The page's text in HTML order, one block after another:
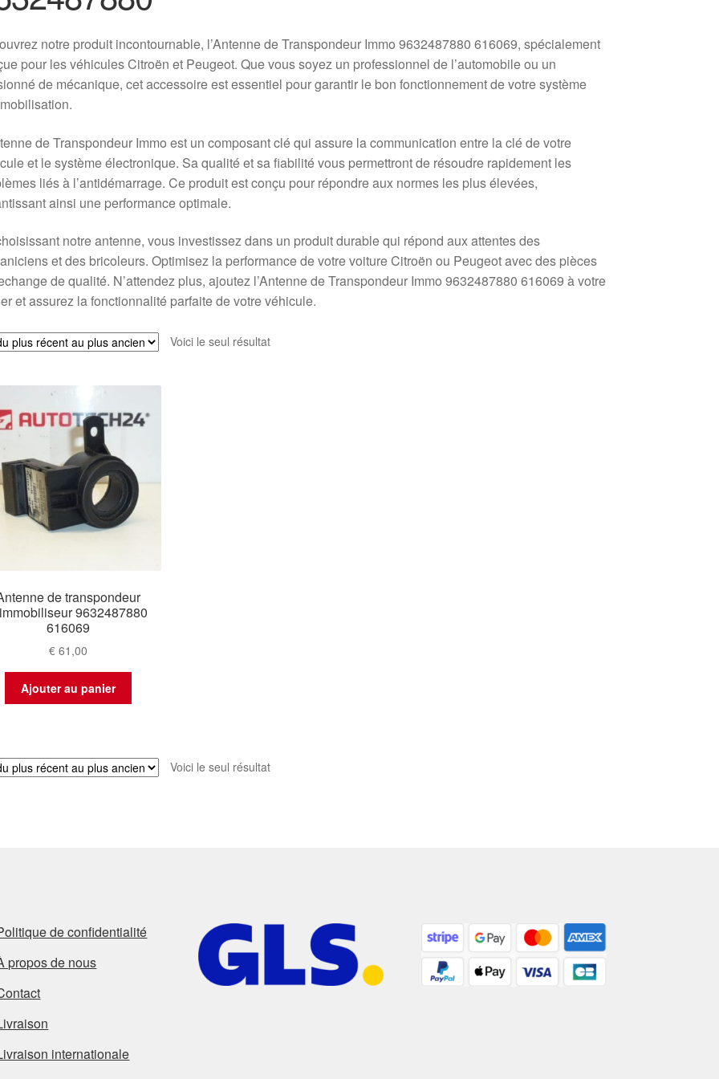
notre produit incontournable, l’Antenne de Transpondeur Immo 9632487880 616069, spécialement
pour les véhicules Citroën et Peugeot. Que vous soyez un professionnel de l’automobile ou un
de mécanique, cet accessoire est essentiel pour garantir le bon fonctionnement de votre système
de Transpondeur Immo est un composant clé qui assure la communication entre la clé de votre
et le système électronique. Sa qualité et sa fiabilité vous permettront de résoudre rapidement les
liés à l’antidémarrage. Ce produit est conçu pour répondre aux normes les plus élevées,
ainsi une performance optimale.
notre antenne, vous investissez dans un produit durable qui répond aux attentes des
et des bricoleurs. Optimisez la performance de votre voiture Citroën ou Peugeot avec des pièces
de qualité. N’attendez plus, ajoutez l’Antenne de Transpondeur Immo 9632487880 616069 à votre
et assurez la fonctionnalité parfaite de votre véhicule.
Voici le seul résultat
de transpondeur
9632487880
616069
€ 61,00
Ajouter au panier
Voici le seul résultat
de confidentialité
propos de nous
internationale